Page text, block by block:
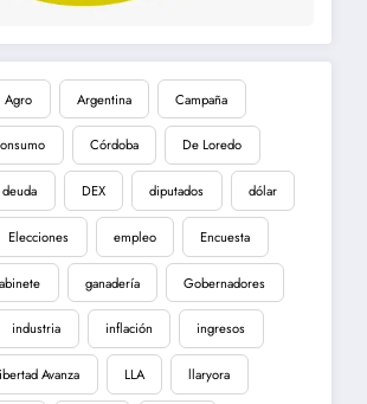
Agro Argentina Campaña
Córdoba De Loredo
deuda DEX diputados dólar
Elecciones empleo Encuesta
ganadería Gobernadores
industria inflación ingresos
Avanza LLA llaryora